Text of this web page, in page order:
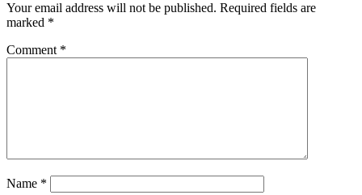
Your email address will not be published. Required fields are
marked *
Comment *
Name *